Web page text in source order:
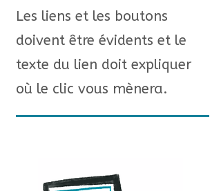
Les liens et les boutons
doivent être évidents et le
texte du lien doit expliquer
où le clic vous mènera.